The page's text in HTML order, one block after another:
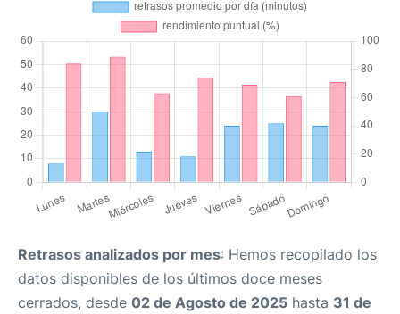
Retrasos analizados por mes: Hemos recopilado los
datos disponibles de los últimos doce meses
cerrados, desde 02 de Agosto de 2025 hasta 31 de